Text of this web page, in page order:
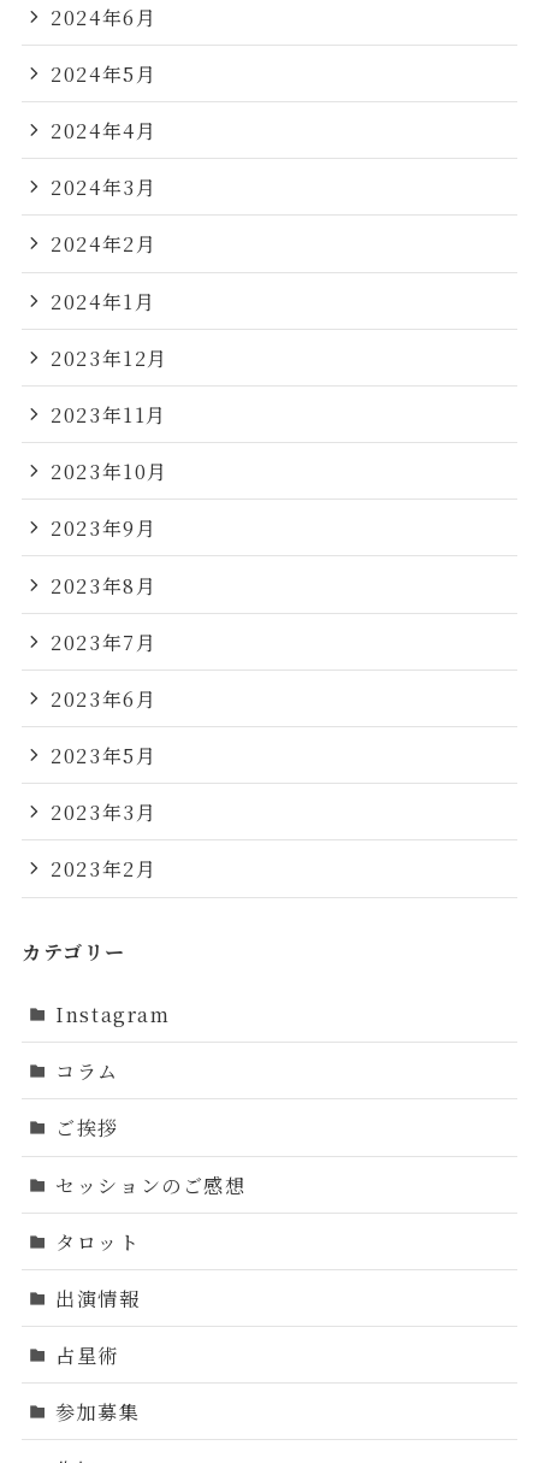
2024年6月
2024年5月
2024年4月
2024年3月
2024年2月
2024年1月
2023年12月
2023年11月
2023年10月
2023年9月
2023年8月
2023年7月
2023年6月
2023年5月
2023年3月
2023年2月
カテゴリー
Instagram
コラム
ご挨拶
セッションのご感想
タロット
出演情報
占星術
参加募集